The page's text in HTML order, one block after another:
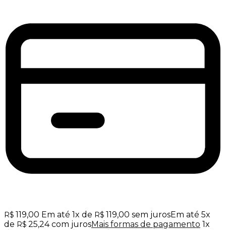
R$ 119,00 Em até 1x de R$ 119,00 sem jurosEm até 5x
de R$ 25,24com jurosMais formas de pagamento 1x